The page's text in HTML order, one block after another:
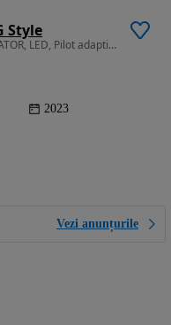
Style
1498 cm3 • 150 CP • GARANTIE PRODUCATOR, LED, Pilot adaptiv, Camera, Scaune incalzite
2023
Vezi anunțurile